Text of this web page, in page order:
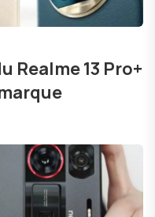
Realme 13 Pro+